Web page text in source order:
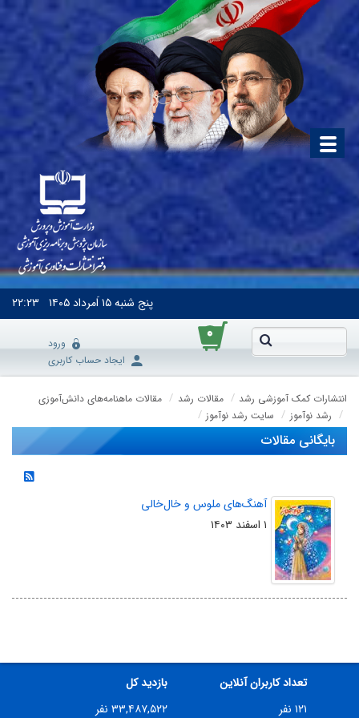
پنج شنبه۱۵ اَمرداد ۱۴۰۵ ۲۲:۲۳
۰
ورود
ایجاد حساب کاربری
انتشارات کمک آموزشی رشد مقالات رشد
مقالات ماهنامه‌های دانش‌آموزی
رشد نوآموز
سایت رشد نوآموز
بایگانی مقالات
آهنگ‌های ملوس و خال‌خالی
۱ اسفند ۱۴۰۳
تعداد کاربران آنلاین
۱۲۱ نفر
بازدید کل
۳۳,۴۸۷,۵۲۲ نفر